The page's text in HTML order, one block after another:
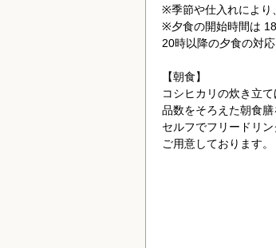
※季節や仕入れにより
※夕食の開始時間は
20時以降の夕食の対
【朝食】
コシヒカリの炊き立
品数をそろえた朝食
セルフでフリードリ
ご用意しております。